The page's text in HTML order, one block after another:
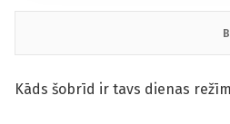
Kāds šobrīd ir tavs dienas